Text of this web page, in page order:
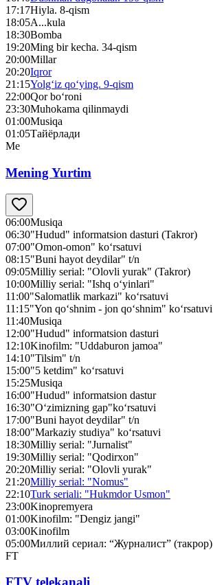
17:17Hiyla. 8-qism
18:05A...kula
18:30Bomba
19:20Ming bir kecha. 34-qism
20:00Millar
20:20Iqror
21:15Yolg‘iz qo‘ying. 9-qism
22:00Qor bo‘roni
23:30Muhokama qilinmaydi
01:00Musiqa
01:05Тайёрлади
Me
Mening Yurtim
06:00Musiqa
06:30"Hudud" informatsion dasturi (Takror)
07:00"Omon-omon" ko‘rsatuvi
08:15"Buni hayot deydilar" t/n
09:05Milliy serial: "Olovli yurak" (Takror)
10:00Milliy serial: "Ishq o‘yinlari"
11:00"Salomatlik markazi" ko‘rsatuvi
11:15"Yon qo‘shnim - jon qo‘shnim" ko‘rsatuvi
11:40Musiqa
12:00"Hudud" informatsion dasturi
12:10Kinofilm: "Uddaburon jamoa"
14:10"Tilsim" t/n
15:00"5 ketdim" ko‘rsatuvi
15:25Musiqa
16:00"Hudud" informatsion dastur
16:30"O‘zimizning gap"ko‘rsatuvi
17:00"Buni hayot deydilar" t/n
18:00"Markaziy studiya" ko‘rsatuvi
18:30Milliy serial: "Jurnalist"
19:30Milliy serial: "Qodirxon"
20:20Milliy serial: "Olovli yurak"
21:20Milliy serial: "Nomus"
22:10Turk seriali: "Hukmdor Usmon"
23:00Kinopremyera
01:00Kinofilm: "Dengiz jangi"
03:00Kinofilm
05:00Миллий сериал: “Журналист” (такрор)
FT